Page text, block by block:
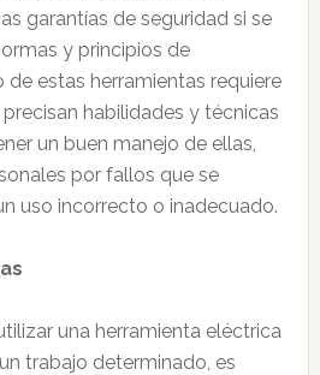
garantías de seguridad si se
y principios de
de estas herramientas requiere
habilidades y técnicas
un buen manejo de ellas,
por fallos que se
uso incorrecto o inadecuado.
una herramienta eléctrica
trabajo determinado, es